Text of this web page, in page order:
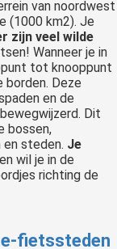
van noordwest
(1000 km2). Je
zijn veel wilde
Wanneer je in
tot knooppunt
Deze
en de
Dit
bossen,
en steden. Je
en wil je in de
richting de